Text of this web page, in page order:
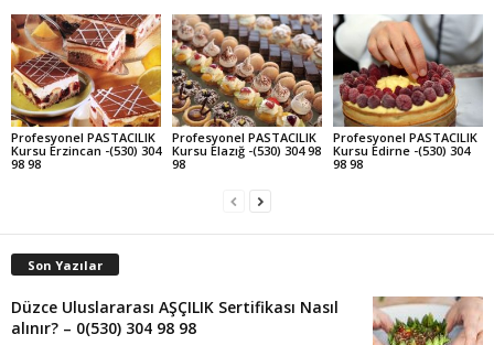
Profesyonel PASTACILIK
Kursu Erzincan -(530) 304
98 98
Profesyonel PASTACILIK
Kursu Elazığ -(530) 304 98
98
Profesyonel PASTACILIK
Kursu Edirne -(530) 304
98 98
Son Yazılar
Düzce Uluslararası AŞÇILIK Sertifikası Nasıl
alınır? – 0(530) 304 98 98